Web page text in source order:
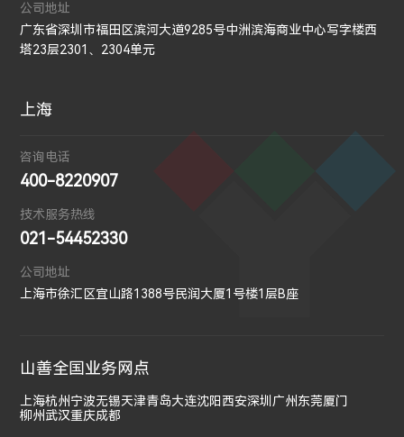
公司地址
广东省深圳市福田区滨河大道9285号中洲滨海商业中心写字楼西
塔23层2301、2304单元
上海
咨询电话
400-8220907
技术服务热线
021-54452330
公司地址
上海市徐汇区宜山路1388号民润大厦1号楼1层B座
山善全国业务网点
上海杭州宁波无锡天津青岛大连沈阳西安深圳 广州东莞厦门
柳州武汉重庆成都